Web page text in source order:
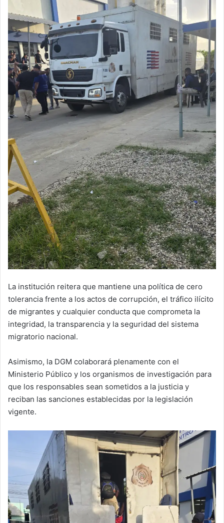
La institución reitera que mantiene una política de cero
tolerancia frente a los actos de corrupción, el tráfico ilícito
de migrantes y cualquier conducta que comprometa la
integridad, la transparencia y la seguridad del sistema
migratorio nacional.
Asimismo, la DGM colaborará plenamente con el
Ministerio Público y los organismos de investigación para
que los responsables sean sometidos a la justicia y
reciban las sanciones establecidas por la legislación
vigente.